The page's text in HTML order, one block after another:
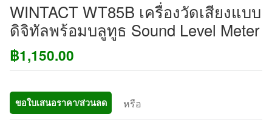
WINTACT WT85B เครื่องวัดเสียงแบบ
ดิจิทัลพร้อมบลูทูธ Sound Level Meter
฿1,150.00
ขอใบเสนอราคา/ส่วนลด หรือ